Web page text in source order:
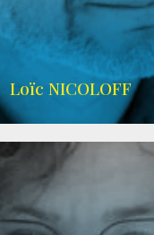
Wikipedia
Loïc NICOLOFF